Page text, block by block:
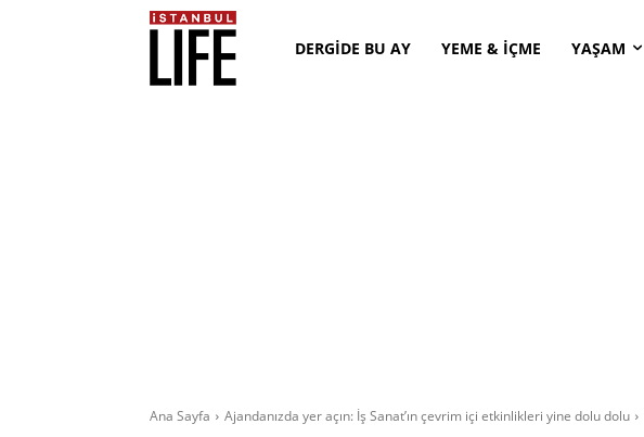
DERGİDE BU AY YEME & İÇME YAŞAM
Ana Sayfa Ajandanızda yer açın: İş Sanat’ın çevrim içi etkinlikleri yine dolu dolu